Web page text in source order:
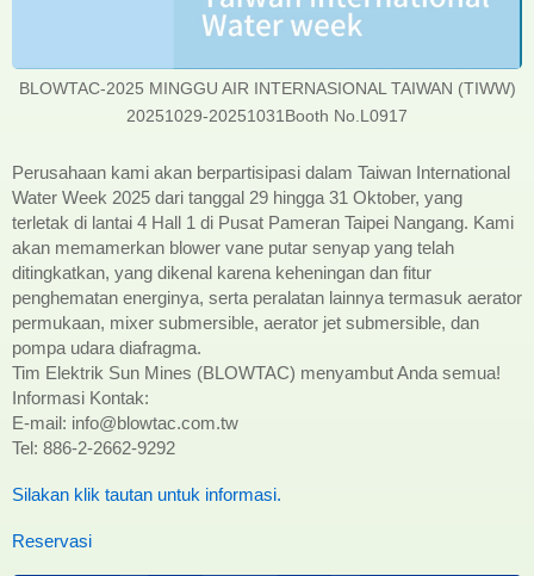
BLOWTAC-2025 MINGGU AIR INTERNASIONAL TAIWAN (TIWW)
20251029-20251031Booth No.L0917
Perusahaan kami akan berpartisipasi dalam Taiwan International
Water Week 2025 dari tanggal 29 hingga 31 Oktober, yang
terletak di lantai 4 Hall 1 di Pusat Pameran Taipei Nangang. Kami
akan memamerkan blower vane putar senyap yang telah
ditingkatkan, yang dikenal karena keheningan dan fitur
penghematan energinya, serta peralatan lainnya termasuk aerator
permukaan, mixer submersible, aerator jet submersible, dan
pompa udara diafragma.
Tim Elektrik Sun Mines (BLOWTAC) menyambut Anda semua!
Informasi Kontak:
E-mail: info@blowtac.com.tw
Tel: 886-2-2662-9292
Silakan klik tautan untuk informasi.
Reservasi